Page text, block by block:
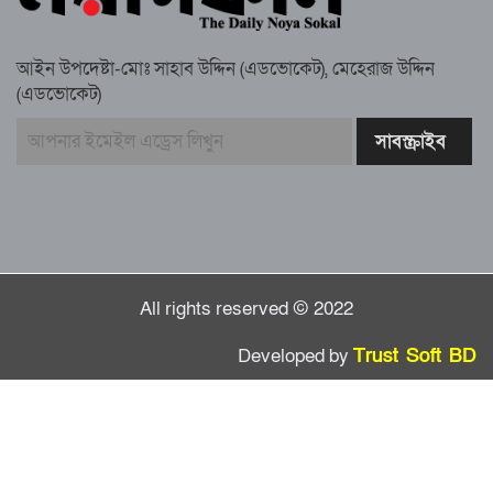
স্মরণ সভায় মিলাদ ও দোয়া
কামরুল কাননের ছবি বিকৃত করে অপপ্রচারের
বাংলাদেশ আজ দুই ভাগে বিভক্ত—একটি
আইন উপদেষ্টা-মোঃ সাহাব উদ্দিন (এডভোকেট), মেহেরাজ উদ্দিন
(এডভোকেট)
All rights reserved © 2022
Developed by Trust Soft BD